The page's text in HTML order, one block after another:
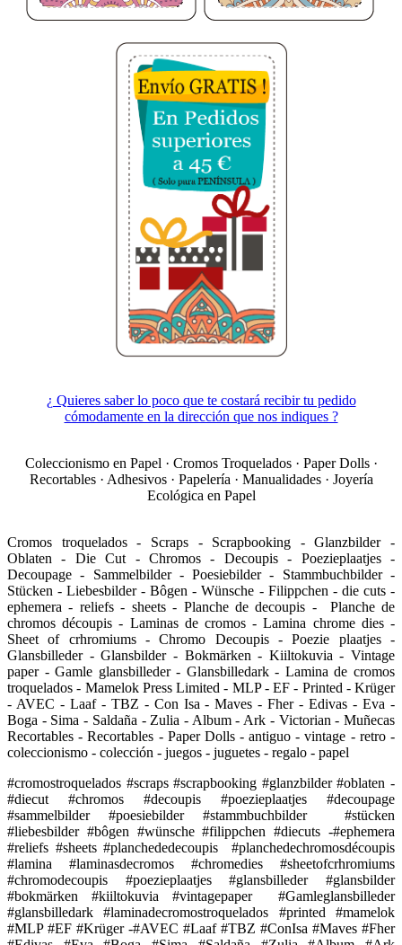
¿ Quieres saber lo poco que te costará recibir tu pedido
cómodamente en la dirección que nos indiques ?
Coleccionismo en Papel · Cromos Troquelados · Paper Dolls ·
Recortables · Adhesivos · Papelería · Manualidades · Joyería
Ecológica en Papel
Cromos troquelados - Scraps - Scrapbooking - Glanzbilder -
Oblaten - Die Cut - Chromos - Decoupis - Poezieplaatjes -
Decoupage - Sammelbilder - Poesiebilder - Stammbuchbilder -
Stücken - Liebesbilder - Bôgen - Wünsche - Filippchen - die cuts -
ephemera - reliefs - sheets - Planche de decoupis - Planche de
chromos découpis - Laminas de cromos - Lamina chrome dies -
Sheet of crhromiums - Chromo Decoupis - Poezie plaatjes -
Glansbilleder - Glansbilder - Bokmärken - Kiiltokuvia - Vintage
paper - Gamle glansbilleder - Glansbilledark - Lamina de cromos
troquelados - Mamelok Press Limited - MLP - EF - Printed - Krüger
- AVEC - Laaf - TBZ - Con Isa - Maves - Fher - Edivas - Eva -
Boga - Sima - Saldaña - Zulia - Album - Ark - Victorian - Muñecas
Recortables - Recortables - Paper Dolls - antiguo - vintage - retro -
coleccionismo - colección - juegos - juguetes - regalo - papel
#cromostroquelados #scraps #scrapbooking #glanzbilder #oblaten -
#diecut #chromos #decoupis #poezieplaatjes #decoupage
#sammelbilder #poesiebilder #stammbuchbilder #stücken
#liebesbilder #bôgen #wünsche #filippchen #diecuts -#ephemera
#reliefs #sheets #planchededecoupis #planchedechromosdécoupis
#lamina #laminasdecromos #chromedies #sheetofcrhromiums
#chromodecoupis #poezieplaatjes #glansbilleder #glansbilder
#bokmärken #kiiltokuvia #vintagepaper #Gamleglansbilleder
#glansbilledark #laminadecromostroquelados #printed #mamelok
#MLP #EF #Krüger -#AVEC #Laaf #TBZ #ConIsa #Maves #Fher